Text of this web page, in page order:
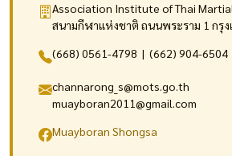
Association Institute of Thai
สนามกีฬาแห่งชาติ ถนนพระราม 1 กรุ
(668) 0561-4798 | (662) 904-6504
channarong_s@mots.go.th
muayboran2011@gmail.com
Muayboran Shongsa